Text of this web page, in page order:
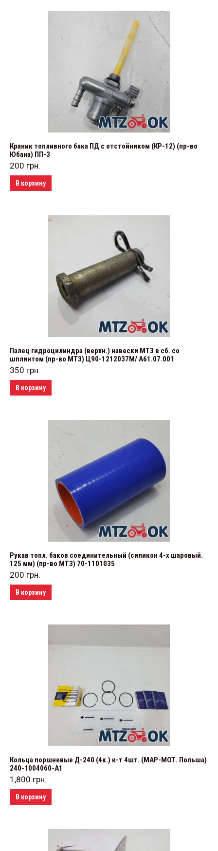
Краник топливного бака ПД с отстойником (КР-12) (пр-во
Юбана) ПП-3
200 грн.
В корзину
Палец гидроцилиндра (верхн.) навески МТЗ в сб. со
шплинтом (пр-во МТЗ) Ц90-1212037М/ А61.07.001
350 грн.
В корзину
Рукав топл. баков соединительный (силикон 4-х шаровый.
125 мм) (пр-во МТЗ) 70-1101035
200 грн.
В корзину
Кольца поршневые Д-240 (4к.) к-т 4шт. (МАР-МОТ. Польша)
240-1004060-А1
1,800 грн.
В корзину